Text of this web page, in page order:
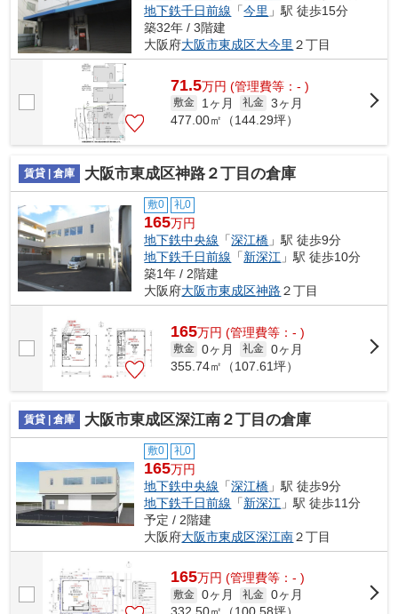
地下鉄千日前線 「今里 」駅 徒歩15分
築32年 / 3階建
大阪府大阪市東成区大今里 ２丁目
71.5万円 (管理費等：- )
敷金 1ヶ月 礼金 3ヶ月
477.00㎡（144.29坪）
賃貸 | 倉庫 大阪市東成区神路２丁目の倉庫
敷0 礼0
165万円
地下鉄中央線 「深江橋 」駅 徒歩9分
地下鉄千日前線 「新深江 」駅 徒歩10分
築1年 / 2階建
大阪府大阪市東成区神路 ２丁目
165万円 (管理費等：- )
敷金 0ヶ月 礼金 0ヶ月
355.74㎡（107.61坪）
賃貸 | 倉庫 大阪市東成区深江南２丁目の倉庫
敷0 礼0
165万円
地下鉄中央線 「深江橋 」駅 徒歩9分
地下鉄千日前線 「新深江 」駅 徒歩11分
予定 / 2階建
大阪府大阪市東成区深江南２丁目
165万円 (管理費等：- )
敷金 0ヶ月 礼金 0ヶ月